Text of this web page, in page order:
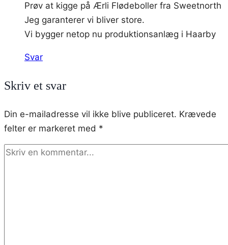
Prøv at kigge på Ærli Flødeboller fra Sweetnorth
Jeg garanterer vi bliver store.
Vi bygger netop nu produktionsanlæg i Haarby
Svar
Skriv et svar
Din e-mailadresse vil ikke blive publiceret. Krævede
felter er markeret med *